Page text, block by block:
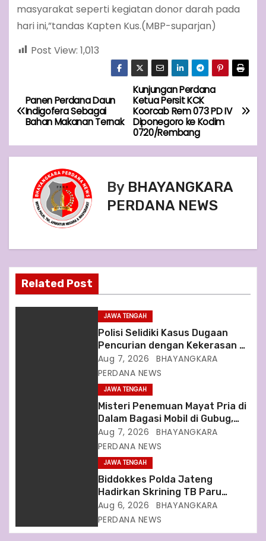
masyarakat seperti kegiatan donor darah pada
hari ini,”tandas Kapten Kus.(MBP-suparjan)
Post View: 1,013
P
o
s
v
i
g
Kunjungan Perdana
Ketua Persit KCK
Koorcab Rem 073 PD IV
Diponegoro ke Kodim
0720/Rembang
Panen Perdana Daun
Indigofera Sebagai
Bahan Makanan Ternak
By BHAYANGKARA
PERDANA NEWS
Related Post
JAWA TENGAH
Polisi Selidiki Kasus Dugaan
Pencurian dengan Kekerasan di
Counter HP Royal Phone
Ambarawa
Aug 7, 2026
BHAYANGKARA
PERDANA NEWS
JAWA TENGAH
Misteri Penemuan Mayat Pria di
Dalam Bagasi Mobil di Gubug,
Grobogan, Polisi Lakukan Olah
TKP
Aug 7, 2026
BHAYANGKARA
PERDANA NEWS
JAWA TENGAH
Biddokkes Polda Jateng
Hadirkan Skrining TB Paru
Gratis di Bakti Indonesia IV,
Perkuat Upaya Eliminasi TB
2030
Aug 6, 2026
BHAYANGKARA
PERDANA NEWS